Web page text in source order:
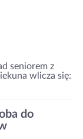
seniorem z
wlicza się:
do